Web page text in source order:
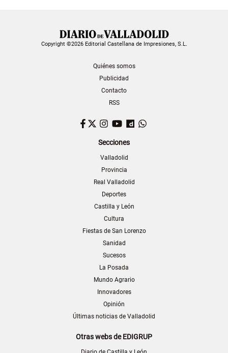
Copyright ©2026 Editorial Castellana de Impresiones, S.L.
Quiénes somos
Publicidad
Contacto
RSS
Facebook
TwitterInstagram
YouTubeDailymotion
Secciones
Valladolid
Provincia
Real Valladolid
Deportes
Castilla y León
Cultura
Fiestas de San Lorenzo
Sanidad
Sucesos
La Posada
Mundo Agrario
Innovadores
Opinión
Últimas noticias de Valladolid
Otras webs de EDIGRUP